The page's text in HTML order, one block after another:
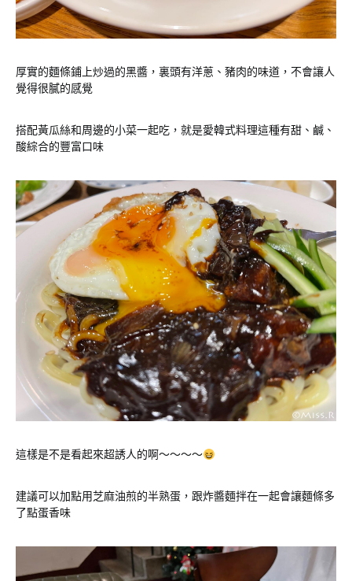
厚實的麵條鋪上炒過的黑醬，裏頭有洋蔥、豬肉的味道，不會讓人
覺得很膩的感覺
搭配黃瓜絲和周邊的小菜一起吃，就是愛韓式料理這種有甜、鹹、
酸綜合的豐富口味
這樣是不是看起來超誘人的啊～～～～
建議可以加點用芝麻油煎的半熟蛋，跟炸醬麵拌在一起會讓麵條多
了點蛋香味